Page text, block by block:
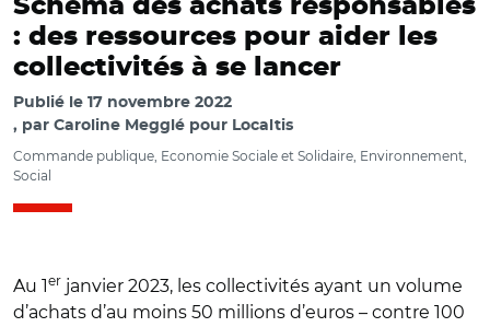
Schéma des achats responsables
: des ressources pour aider les
collectivités à se lancer
Publié le 17 novembre 2022
par Caroline Megglé pour Localtis
Commande publique, Economie Sociale et Solidaire, Environnement,
Social
Au 1er janvier 2023, les collectivités ayant un volume
d’achats d’au moins 50 millions d’euros – contre 100